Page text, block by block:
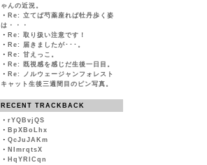
ゃんの近況。
・ Re: 立てば芍薬座れば牡丹歩く姿
は・・・
・ Re: 取り扱い注意です！
・ Re: 届きましたが･･･。
・ Re: 甘えっこ。
・ Re: 既視感を感じだ生後一日目。
・ Re: ノルウェージャンフォレスト
キャット生後三週間目のピン写真。
RECENT TRACKBACK
・ rYQBvjQS
・ BpXBoLhx
・ QcJuJAKm
・ NImrqtsX
・ HqYRlCqn